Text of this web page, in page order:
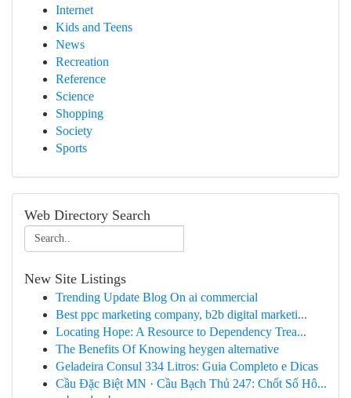
Internet
Kids and Teens
News
Recreation
Reference
Science
Shopping
Society
Sports
Web Directory Search
New Site Listings
Trending Update Blog On ai commercial
Best ppc marketing company, b2b digital marketi...
Locating Hope: A Resource to Dependency Trea...
The Benefits Of Knowing heygen alternative
Geladeira Consul 334 Litros: Guia Completo e Dicas
Cầu Đặc Biệt MN · Cầu Bạch Thủ 247: Chốt Số Hô...